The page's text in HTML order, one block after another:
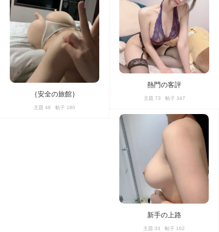
｛安全の旅館｝
主題 46 帖子 180
熱門の客評
主題 73 帖子 347
新手の上路
主題 33 帖子 162